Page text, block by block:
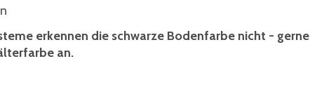
erkennen die schwarze Bodenfarbe nicht - gerne
an.